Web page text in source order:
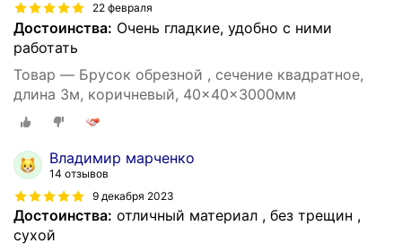
22 февраля
Достоинства: Очень гладкие, удобно с ними
работать
Товар — Брусок обрезной , сечение квадратное,
длина 3м, коричневый, 40x40x3000мм
Владимир марченко
14 отзывов
9 декабря 2023
Достоинства: отличный материал , без трещин ,
сухой